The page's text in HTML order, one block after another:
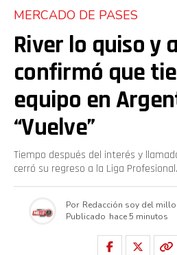
MERCADO DE PASES
River lo quiso y
confirmó que
equipo en
“Vuelve”
Tiempo después del interés y
cerró su regreso a la Liga Profesional.
Por Redacción soy del millo
Publicado hace 5 minutos